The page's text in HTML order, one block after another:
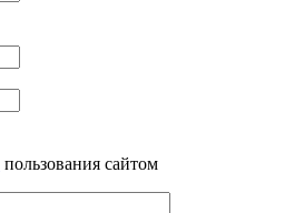
пользования сайтом